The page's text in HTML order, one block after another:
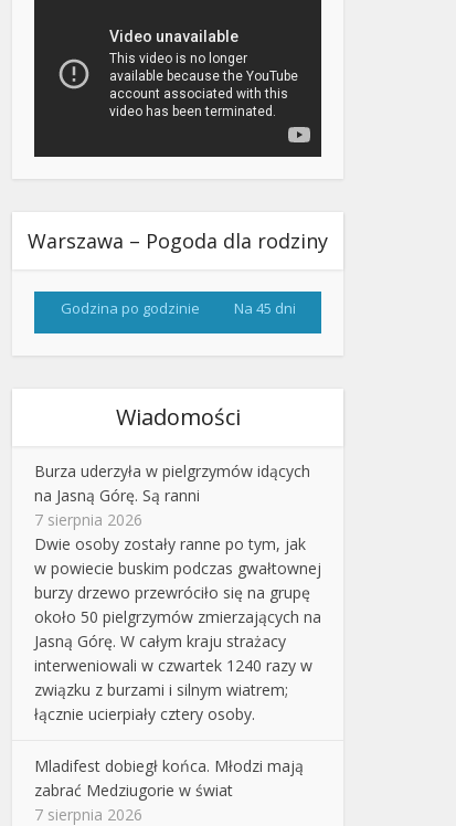
Warszawa – Pogoda dla rodziny
Godzina po godzinie Na 45 dni
Wiadomości
Burza uderzyła w pielgrzymów idących
na Jasną Górę. Są ranni
7 sierpnia 2026
Dwie osoby zostały ranne po tym, jak
w powiecie buskim podczas gwałtownej
burzy drzewo przewróciło się na grupę
około 50 pielgrzymów zmierzających na
Jasną Górę. W całym kraju strażacy
interweniowali w czwartek 1240 razy w
związku z burzami i silnym wiatrem;
łącznie ucierpiały cztery osoby.
Mladifest dobiegł końca. Młodzi mają
zabrać Medziugorie w świat
7 sierpnia 2026